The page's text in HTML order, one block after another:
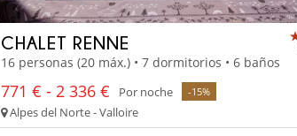
CHALET RENNE
16 personas (20 máx.) • 7 dormitorios • 6 baños
771 € - 2 336 € Por noche -15%
Alpes del Norte - Valloire